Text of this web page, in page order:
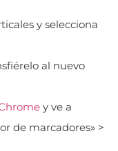
y selecciona
al nuevo
y ve a
de marcadores» >